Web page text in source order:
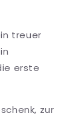
treuer
erste
zur